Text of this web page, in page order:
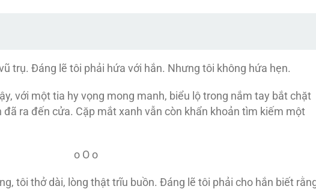
trụ. Ðáng lẽ tôi phải hứa với hắn. Nhưng tôi không hứa hẹn.
với một tia hy vọng mong manh, biểu lộ trong nắm tay bắt chặt
đã ra đến cửa. Cặp mắt xanh vẫn còn khẩn khoản tìm kiếm một
o O o
tôi thở dài, lòng thật trĩu buồn. Ðáng lẽ tôi phải cho hắn biết